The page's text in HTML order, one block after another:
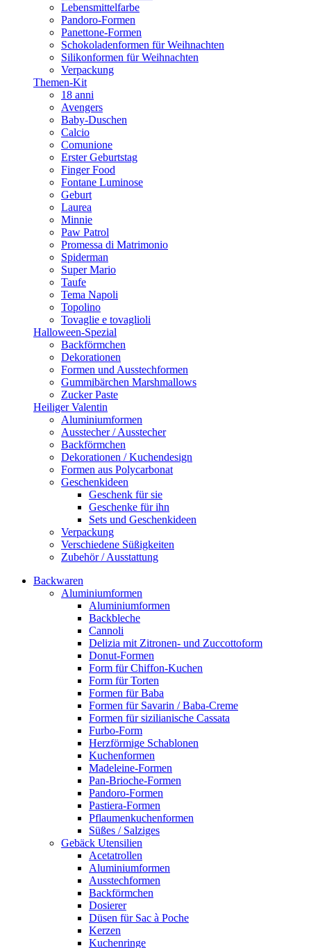
Lebensmittelfarbe
Pandoro-Formen
Panettone-Formen
Schokoladenformen für Weihnachten
Silikonformen für Weihnachten
Verpackung
Themen-Kit
18 anni
Avengers
Baby-Duschen
Calcio
Comunione
Erster Geburtstag
Finger Food
Fontane Luminose
Geburt
Laurea
Minnie
Paw Patrol
Promessa di Matrimonio
Spiderman
Super Mario
Taufe
Tema Napoli
Topolino
Tovaglie e tovaglioli
Halloween-Spezial
Backförmchen
Dekorationen
Formen und Ausstechformen
Gummibärchen Marshmallows
Zucker Paste
Heiliger Valentin
Aluminiumformen
Ausstecher / Ausstecher
Backförmchen
Dekorationen / Kuchendesign
Formen aus Polycarbonat
Geschenkideen
Geschenk für sie
Geschenke für ihn
Sets und Geschenkideen
Verpackung
Verschiedene Süßigkeiten
Zubehör / Ausstattung
Backwaren
Aluminiumformen
Aluminiumformen
Backbleche
Cannoli
Delizia mit Zitronen- und Zuccottoform
Donut-Formen
Form für Chiffon-Kuchen
Form für Torten
Formen für Baba
Formen für Savarin / Baba-Creme
Formen für sizilianische Cassata
Furbo-Form
Herzförmige Schablonen
Kuchenformen
Madeleine-Formen
Pan-Brioche-Formen
Pandoro-Formen
Pastiera-Formen
Pflaumenkuchenformen
Süßes / Salziges
Gebäck Utensilien
Acetatrollen
Aluminiumformen
Ausstechformen
Backförmchen
Dosierer
Düsen für Sac à Poche
Kerzen
Kuchenringe